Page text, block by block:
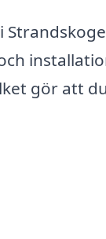
gör att